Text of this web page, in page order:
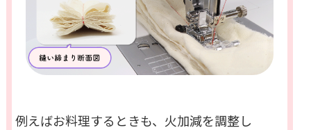
例えばお料理するときも、火加減を調整し